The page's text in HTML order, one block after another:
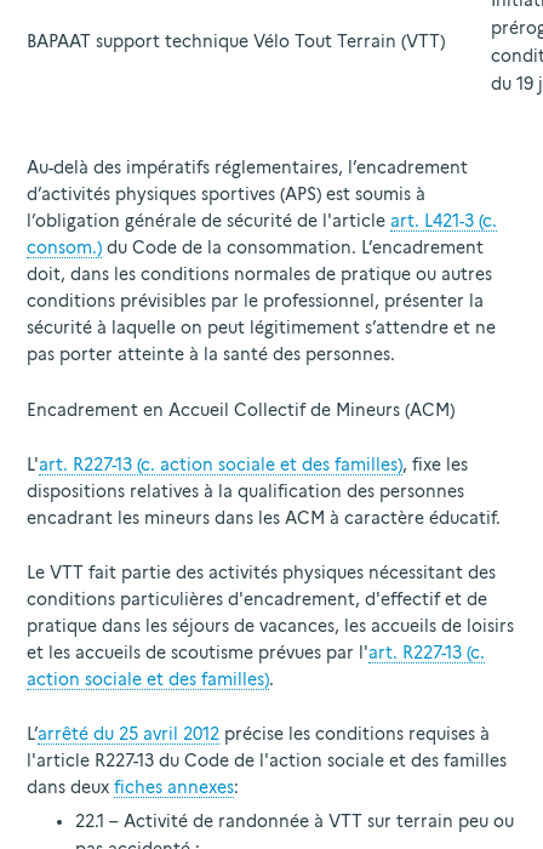
BAPAAT support technique Vélo Tout Terrain (VTT)
du 19
Au-delà des impératifs réglementaires, l’encadrement
d’activités physiques sportives (APS) est soumis à
l’obligation générale de sécurité de l'article art. L421-3 (c.
consom.) du Code de la consommation. L’encadrement
doit, dans les conditions normales de pratique ou autres
conditions prévisibles par le professionnel, présenter la
sécurité à laquelle on peut légitimement s’attendre et ne
pas porter atteinte à la santé des personnes.
Encadrement en Accueil Collectif de Mineurs (ACM)
L'art. R227-13 (c. action sociale et des familles), fixe les
dispositions relatives à la qualification des personnes
encadrant les mineurs dans les ACM à caractère éducatif.
Le VTT fait partie des activités physiques nécessitant des
conditions particulières d'encadrement, d'effectif et de
pratique dans les séjours de vacances, les accueils de loisirs
et les accueils de scoutisme prévues par l'art. R227-13 (c.
action sociale et des familles).
L’arrêté du 25 avril 2012 précise les conditions requises à
l'article R227-13 du Code de l'action sociale et des familles
dans deux fiches annexes:
22.1 – Activité de randonnée à VTT sur terrain peu ou